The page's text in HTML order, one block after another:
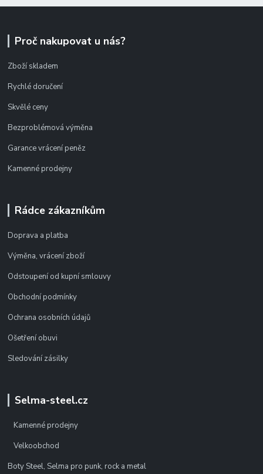
Proč nakupovat u nás?
Zboží skladem
Rychlé doručení
Skvělé ceny
Bezproblémová výměna
Garance vrácení peněz
Kamenné prodejny
Rádce zákazníkům
Doprava a platba
Výměna, vrácení zboží
Odstoupení od kupní smlouvy
Obchodní podmínky
Ochrana osobních údajů
Ošetření obuvi
Sledování zásilky
Selma-steel.cz
Kamenné prodejny
Velkoobchod
Boty Steel, Selma pro punk, rock a metal